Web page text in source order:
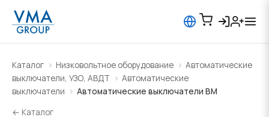
Каталог Низковольтное оборудование
Автоматические
выключатели, УЗО, АВДТ
Автоматические
выключатели
Автоматические выключатели BM
← Каталог